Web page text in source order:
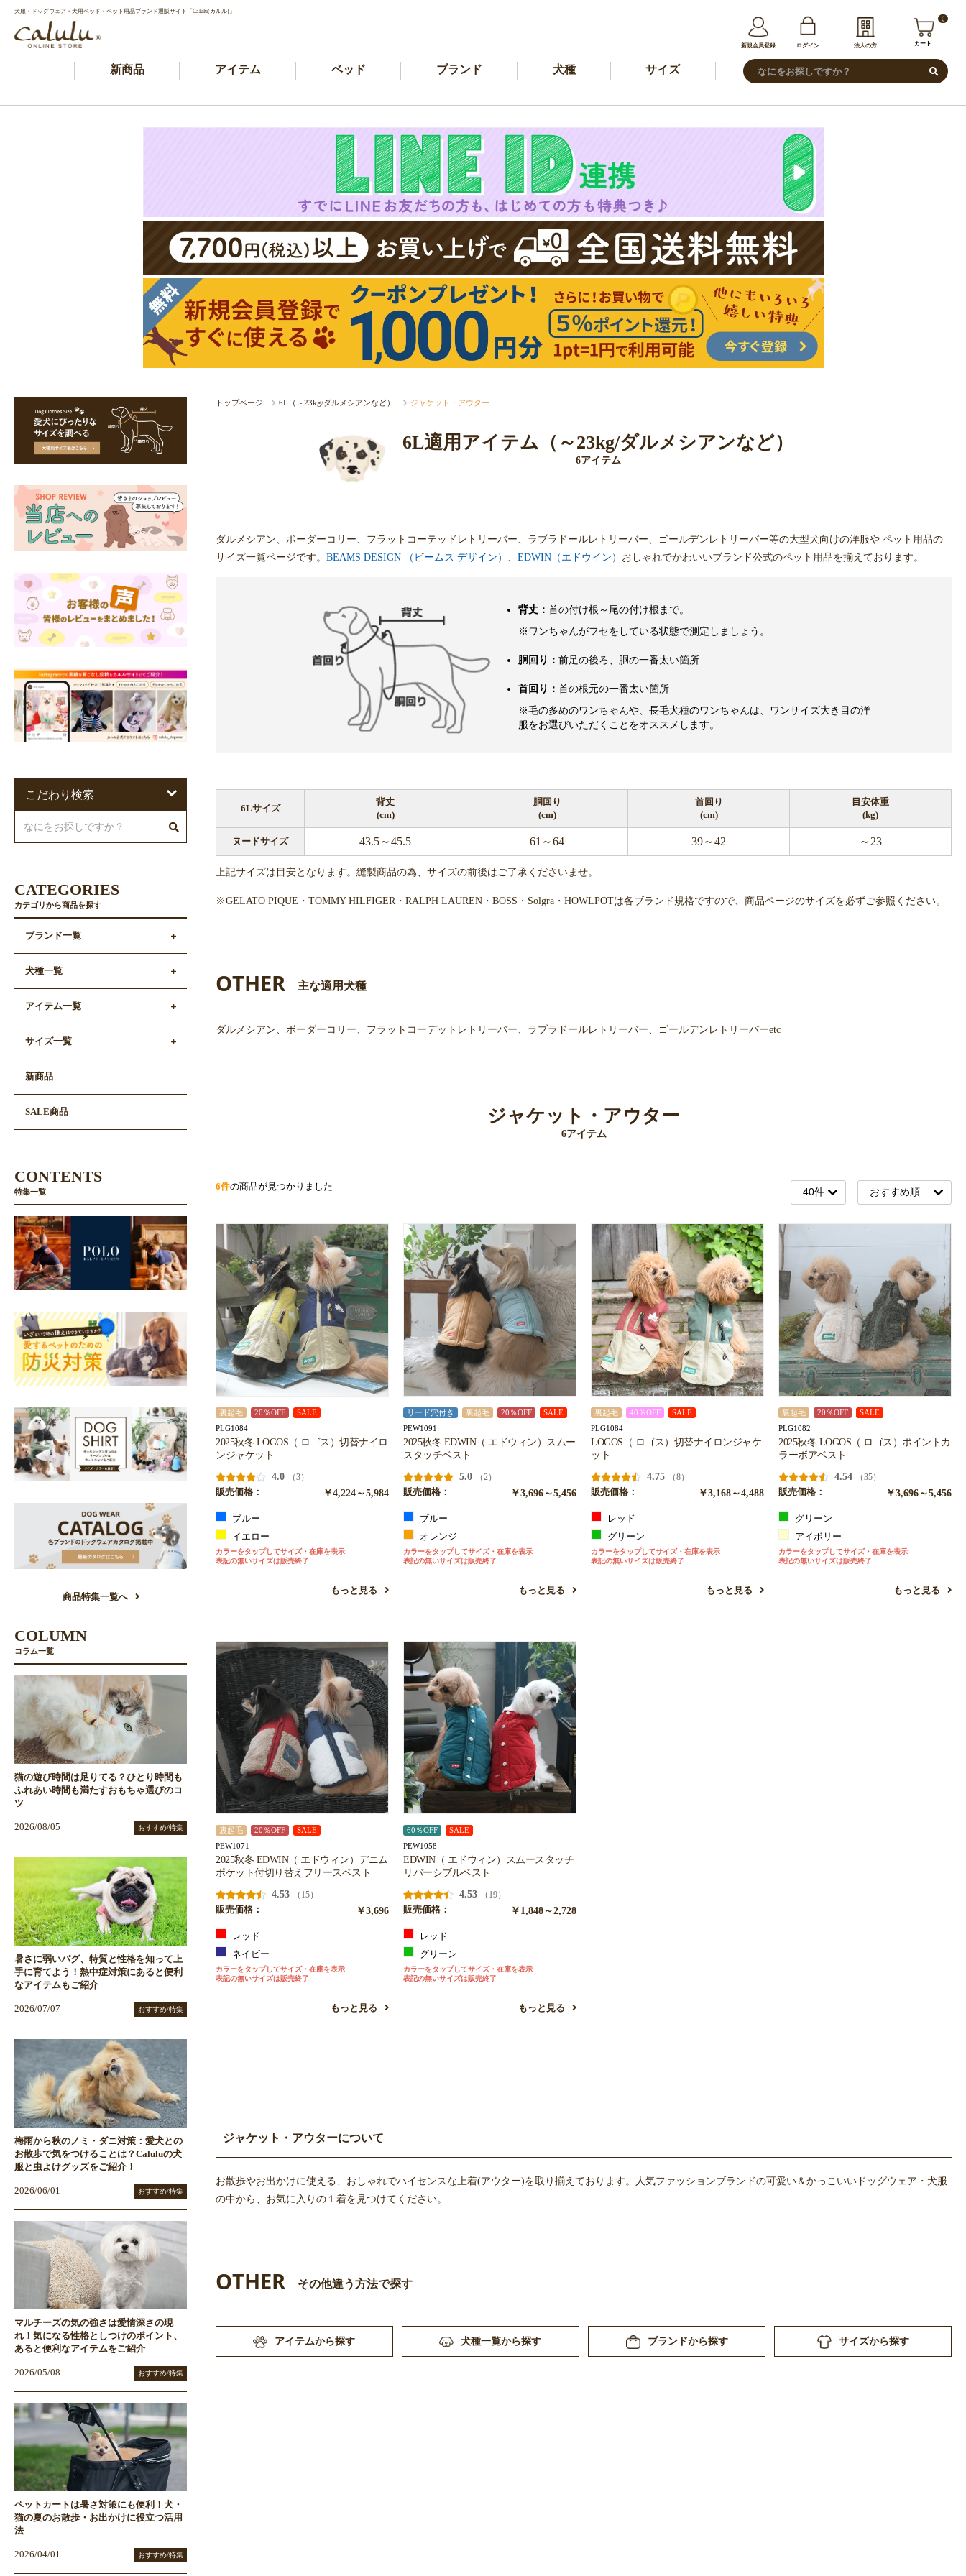
犬服・ドッグウェア・犬用ベッド・ペット用品ブランド通販サイト「Calulu(カルル)」
新規会員登録 ログイン 法人の方
0
カート
新商品 アイテム ベッド ブランド 犬種 サイズ
トップページ 6L（～23kg/ダルメシアンなど） ジャケット・アウター
6L適用アイテム（～23kg/ダルメシアンなど）
6アイテム
ダルメシアン、ボーダーコリー、フラットコーテッドレトリーバー、ラブラドールレトリーバー、ゴールデンレトリーバー等の大型犬向けの洋服や ペット用品の
サイズ一覧ページです。 BEAMS DESIGN （ビームス デザイン） 、 EDWIN（エドウイン） おしゃれでかわいいブランド公式のペット用品を揃えております。
背丈： 首の付け根～尾の付け根まで。
※ワンちゃんがフセをしている状態で測定しましょう。
胴回り： 前足の後ろ、胴の一番太い箇所
首回り： 首の根元の一番太い箇所
※毛の多めのワンちゃんや、長毛犬種のワンちゃんは、ワンサイズ大き目の洋
服をお選びいただくことをオススメします。
6Lサイズ
背丈
(cm)
胴回り
(cm)
首回り
(cm)
目安体重
(kg)
ヌードサイズ 43.5～45.5 61～64 39～42 ～23
上記サイズは目安となります。縫製商品の為、サイズの前後はご了承くださいませ。
※GELATO PIQUE・TOMMY HILFIGER・RALPH LAUREN・BOSS・Solgra・HOWLPOTは各ブランド規格ですので、商品ページのサイズを必ずご参照ください。
OTHER 主な適用犬種
ダルメシアン、ボーダーコリー、フラットコーデットレトリーバー、ラブラドールレトリーバー、ゴールデンレトリーバーetc
ジャケット・アウター
6アイテム
6件の商品が見つかりました
裏起毛 20％OFF SALE
PLG1084
2025秋冬 LOGOS（ ロゴス）切替ナイロ
ンジャケット
4.0
（3）
販売価格：
￥4,224～5,984
ブルー
イエロー
カラーをタップしてサイズ・在庫を表示
表記の無いサイズは販売終了
もっと見る
リード穴付き 裏起毛 20％OFF SALE
PEW1091
2025秋冬 EDWIN（ エドウィン）スムー
スタッチベスト
5.0
（2）
販売価格：
￥3,696～5,456
ブルー
オレンジ
カラーをタップしてサイズ・在庫を表示
表記の無いサイズは販売終了
もっと見る
裏起毛 40％OFF SALE
PLG1084
LOGOS（ ロゴス）切替ナイロンジャケ
ット
4.75
（8）
販売価格：
￥3,168～4,488
レッド
グリーン
カラーをタップしてサイズ・在庫を表示
表記の無いサイズは販売終了
もっと見る
裏起毛 20％OFF SALE
PLG1082
2025秋冬 LOGOS（ ロゴス）ポイントカ
ラーボアベスト
4.54
（35）
販売価格：
￥3,696～5,456
グリーン
アイボリー
カラーをタップしてサイズ・在庫を表示
表記の無いサイズは販売終了
もっと見る
裏起毛 20％OFF SALE
PEW1071
2025秋冬 EDWIN（ エドウィン）デニム
ポケット付切り替えフリースベスト
4.53
（15）
販売価格：
￥3,696
レッド
ネイビー
カラーをタップしてサイズ・在庫を表示
表記の無いサイズは販売終了
もっと見る
60％OFF SALE
PEW1058
EDWIN（ エドウィン）スムースタッチ
リバーシブルベスト
4.53
（19）
販売価格：
￥1,848～2,728
レッド
グリーン
カラーをタップしてサイズ・在庫を表示
表記の無いサイズは販売終了
もっと見る
お買い物を続ける カートへ進む
ジャケット・アウターについて
お散歩やお出かけに使える、おしゃれでハイセンスな上着(アウター)を取り揃えております。人気ファッションブランドの可愛い＆かっこいいドッグウェア・犬服
の中から、お気に入りの１着を見つけてください。
OTHER その他違う方法で探す
アイテムから探す 犬種一覧から探す ブランドから探す サイズから探す
こだわり検索
CATEGORIES
カテゴリから商品を探す
ブランド一覧
犬種一覧
アイテム一覧
サイズ一覧
新商品
SALE商品
CONTENTS
特集一覧
商品特集一覧へ
COLUMN
コラム一覧
猫の遊び時間は足りてる？ひとり時間も
ふれあい時間も満たすおもちゃ選びのコ
ツ
2026/08/05 おすすめ/特集
暑さに弱いパグ、特質と性格を知って上
手に育てよう！熱中症対策にあると便利
なアイテムもご紹介
2026/07/07 おすすめ/特集
梅雨から秋のノミ・ダニ対策：愛犬との
お散歩で気をつけることは？Caluluの犬
服と虫よけグッズをご紹介！
2026/06/01 おすすめ/特集
マルチーズの気の強さは愛情深さの現
れ！気になる性格としつけのポイント、
あると便利なアイテムをご紹介
2026/05/08 おすすめ/特集
ペットカートは暑さ対策にも便利！犬・
猫の夏のお散歩・お出かけに役立つ活用
法
2026/04/01 おすすめ/特集